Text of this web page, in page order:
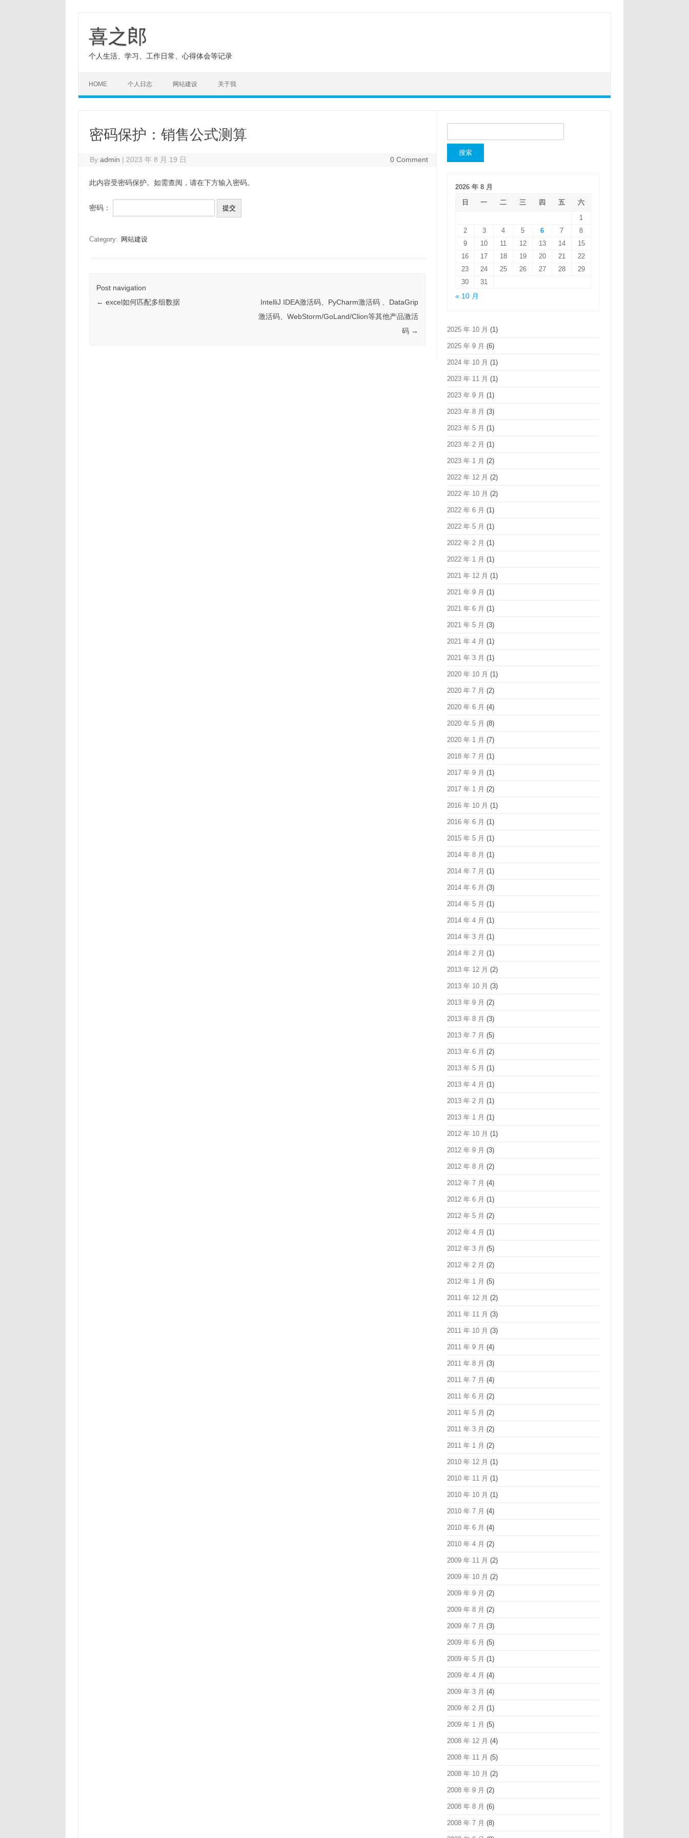
content
喜之郎
个人生活、学习、工作日常、心得体会等记录
HOME 个人日志 网站建设 关于我
密码保护：销售公式测算
Byadmin | 2023 年 8 月 19 日 0 Comment
此内容受密码保护。如需查阅，请在下方输入密码。
密码：
Category: 网站建设
Post navigation
← excel如何匹配多组数据
IntelliJ IDEA激活码、PyCharm激活码 、DataGrip
激活码、WebStorm/GoLand/Clion等其他产品激活
码 →
索：
2026 年 8 月
日
一 二 三 四 五
六
1
2
3 4 5 6 7
8
9
10 11 12 13 14
15
16
17 18 19 20 21
22
23
24 25 26 27 28
29
30
31
« 10 月
2025 年 10 月 (1)
2025 年 9 月 (6)
2024 年 10 月 (1)
2023 年 11 月 (1)
2023 年 9 月 (1)
2023 年 8 月 (3)
2023 年 5 月 (1)
2023 年 2 月 (1)
2023 年 1 月 (2)
2022 年 12 月 (2)
2022 年 10 月 (2)
2022 年 6 月 (1)
2022 年 5 月 (1)
2022 年 2 月 (1)
2022 年 1 月 (1)
2021 年 12 月 (1)
2021 年 9 月 (1)
2021 年 6 月 (1)
2021 年 5 月 (3)
2021 年 4 月 (1)
2021 年 3 月 (1)
2020 年 10 月 (1)
2020 年 7 月 (2)
2020 年 6 月 (4)
2020 年 5 月 (8)
2020 年 1 月 (7)
2018 年 7 月 (1)
2017 年 9 月 (1)
2017 年 1 月 (2)
2016 年 10 月 (1)
2016 年 6 月 (1)
2015 年 5 月 (1)
2014 年 8 月 (1)
2014 年 7 月 (1)
2014 年 6 月 (3)
2014 年 5 月 (1)
2014 年 4 月 (1)
2014 年 3 月 (1)
2014 年 2 月 (1)
2013 年 12 月 (2)
2013 年 10 月 (3)
2013 年 9 月 (2)
2013 年 8 月 (3)
2013 年 7 月 (5)
2013 年 6 月 (2)
2013 年 5 月 (1)
2013 年 4 月 (1)
2013 年 2 月 (1)
2013 年 1 月 (1)
2012 年 10 月 (1)
2012 年 9 月 (3)
2012 年 8 月 (2)
2012 年 7 月 (4)
2012 年 6 月 (1)
2012 年 5 月 (2)
2012 年 4 月 (1)
2012 年 3 月 (5)
2012 年 2 月 (2)
2012 年 1 月 (5)
2011 年 12 月 (2)
2011 年 11 月 (3)
2011 年 10 月 (3)
2011 年 9 月 (4)
2011 年 8 月 (3)
2011 年 7 月 (4)
2011 年 6 月 (2)
2011 年 5 月 (2)
2011 年 3 月 (2)
2011 年 1 月 (2)
2010 年 12 月 (1)
2010 年 11 月 (1)
2010 年 10 月 (1)
2010 年 7 月 (4)
2010 年 6 月 (4)
2010 年 4 月 (2)
2009 年 11 月 (2)
2009 年 10 月 (2)
2009 年 9 月 (2)
2009 年 8 月 (2)
2009 年 7 月 (3)
2009 年 6 月 (5)
2009 年 5 月 (1)
2009 年 4 月 (4)
2009 年 3 月 (4)
2009 年 2 月 (1)
2009 年 1 月 (5)
2008 年 12 月 (4)
2008 年 11 月 (5)
2008 年 10 月 (2)
2008 年 9 月 (2)
2008 年 8 月 (6)
2008 年 7 月 (8)